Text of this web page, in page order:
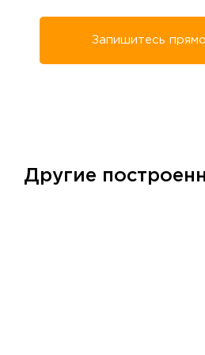
Запишитесь
Другие